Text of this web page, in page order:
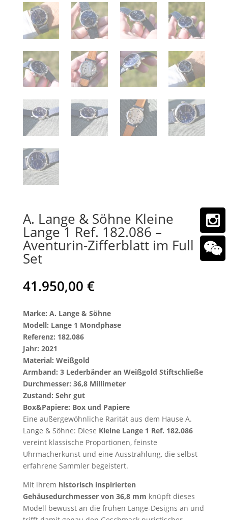
A. Lange & Söhne Kleine
Lange 1 Ref. 182.086 –
Aventurin-Zifferblatt im Full
Set
41.950,00 €
Marke: A. Lange & Söhne
Modell: Lange 1 Mondphase
Referenz: 182.086
Jahr: 2021
Material: Weißgold
Armband: 3 Lederbänder an Weißgold Stiftschließe
Durchmesser: 36,8 Millimeter
Zustand: Sehr gut
Box&Papiere: Box und Papiere
Eine außergewöhnliche Rarität aus dem Hause A.
Lange & Söhne: Diese Kleine Lange 1 Ref. 182.086
vereint klassische Proportionen, feinste
Uhrmacherkunst und eine Ausstrahlung, die selbst
erfahrene Sammler begeistert.
Mit ihrem historisch inspirierten
Gehäusedurchmesser von 36,8 mm knüpft dieses
Modell bewusst an die frühen Lange-Designs an und